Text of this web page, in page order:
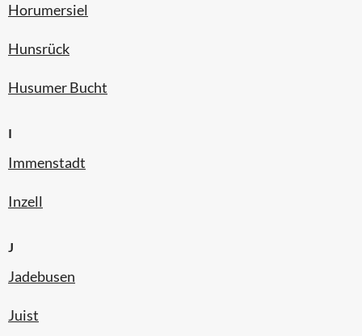
Horumersiel
Hunsrück
Husumer Bucht
I
Immenstadt
Inzell
J
Jadebusen
Juist